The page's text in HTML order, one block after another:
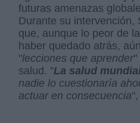
futuras amenazas
Durante su intervención,
que, aunque lo peor de
haber quedado atrás,
"lecciones que aprender"
salud. "La salud
nadie lo cuestionaría
actuar en consecuencia